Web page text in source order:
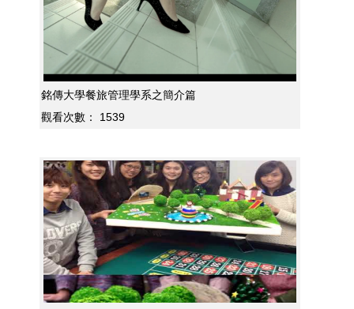
銘傳大學餐旅管理學系之簡介篇
觀看次數：
1539